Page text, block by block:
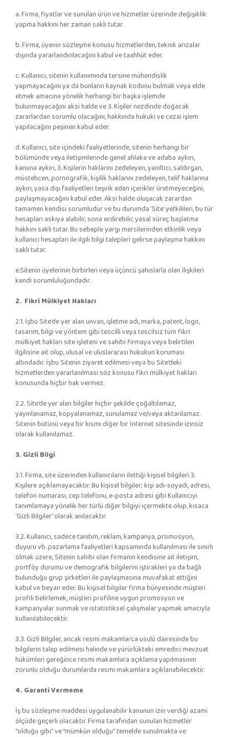
a. Firma, fiyatlar ve sunulan ürün ve hizmetler üzerinde değişiklik
yapma hakkını her zaman saklı tutar.
b. Firma, üyenin sözleşme konusu hizmetlerden, teknik arızalar
dışında yararlandırılacağını kabul ve taahhüt eder.
c. Kullanıcı, sitenin kullanımında tersine mühendislik
yapmayacağını ya da bunların kaynak kodunu bulmak veya elde
etmek amacına yönelik herhangi bir başka işlemde
bulunmayacağını aksi halde ve 3. Kişiler nezdinde doğacak
zararlardan sorumlu olacağını, hakkında hukuki ve cezai işlem
yapılacağını peşinen kabul eder.
d. Kullanıcı, site içindeki faaliyetlerinde, sitenin herhangi bir
bölümünde veya iletişimlerinde genel ahlaka ve adaba aykırı,
kanuna aykırı, 3. Kişilerin haklarını zedeleyen, yanıltıcı, saldırgan,
müstehcen, pornografik, kişilik haklarını zedeleyen, telif haklarına
aykırı, yasa dışı faaliyetleri teşvik eden içerikler üretmeyeceğini,
paylaşmayacağını kabul eder. Aksi halde oluşacak zarardan
tamamen kendisi sorumludur ve bu durumda ‘Site’ yetkilileri, bu tür
hesapları askıya alabilir, sona erdirebilir, yasal süreç başlatma
hakkını saklı tutar. Bu sebeple yargı mercilerinden etkinlik veya
kullanıcı hesapları ile ilgili bilgi talepleri gelirse paylaşma hakkını
saklı tutar.
e.Sitenin üyelerinin birbirleri veya üçüncü şahıslarla olan ilişkileri
kendi sorumluluğundadır.
2. Fikri Mülkiyet Hakları
2.1. İşbu Site’de yer alan unvan, işletme adı, marka, patent, logo,
tasarım, bilgi ve yöntem gibi tescilli veya tescilsiz tüm fikri
mülkiyet hakları site işleteni ve sahibi firmaya veya belirtilen
ilgilisine ait olup, ulusal ve uluslararası hukukun koruması
altındadır. İşbu Sitenin ziyaret edilmesi veya bu Site’deki
hizmetlerden yararlanılması söz konusu fikri mülkiyet hakları
konusunda hiçbir hak vermez.
2.2. Site’de yer alan bilgiler hiçbir şekilde çoğaltılamaz,
yayınlanamaz, kopyalanamaz, sunulamaz ve/veya aktarılamaz.
Sitenin bütünü veya bir kısmı diğer bir İnternet sitesinde izinsiz
olarak kullanılamaz.
3. Gizli Bilgi
3.1. Firma, site üzerinden kullanıcıların ilettiği kişisel bilgileri 3.
Kişilere açıklamayacaktır. Bu kişisel bilgiler; kişi adı-soyadı, adresi,
telefon numarası, cep telefonu, e-posta adresi gibi Kullanıcıyı
tanımlamaya yönelik her türlü diğer bilgiyi içermekte olup, kısaca
‘Gizli Bilgiler’ olarak anılacaktır.
3.2. Kullanıcı, sadece tanıtım, reklam, kampanya, promosyon,
duyuru vb. pazarlama faaliyetleri kapsamında kullanılması ile sınırlı
olmak üzere, Sitenin sahibi olan firmanın kendisine ait iletişim,
portföy durumu ve demografik bilgilerini iştirakleri ya da bağlı
bulunduğu grup şirketleri ile paylaşmasına muvafakat ettiğini
kabul ve beyan eder. Bu kişisel bilgiler firma bünyesinde müşteri
profili belirlemek, müşteri profiline uygun promosyon ve
kampanyalar sunmak ve istatistiksel çalışmalar yapmak amacıyla
kullanılabilecektir.
3.3. Gizli Bilgiler, ancak resmi makamlarca usulü dairesinde bu
bilgilerin talep edilmesi halinde ve yürürlükteki emredici mevzuat
hükümleri gereğince resmi makamlara açıklama yapılmasının
zorunlu olduğu durumlarda resmi makamlara açıklanabilecektir.
4. Garanti Vermeme
İş bu sözleşme maddesi uygulanabilir kanunun izin verdiği azami
ölçüde geçerli olacaktır. Firma tarafından sunulan hizmetler
"olduğu gibi” ve "mümkün olduğu” temelde sunulmakta ve